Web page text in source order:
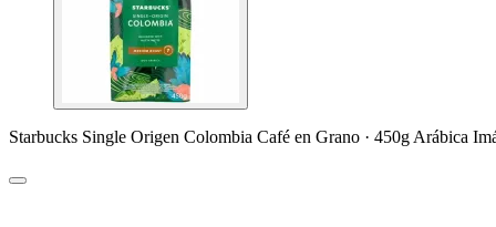
Starbucks Single Origen Colombia Café en Grano · 450g Arábica